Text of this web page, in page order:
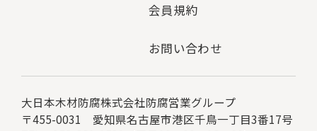
会員規約
お問い合わせ
大日本木材防腐株式会社防腐営業グループ
〒455-0031 愛知県名古屋市港区千鳥一丁目3番17号